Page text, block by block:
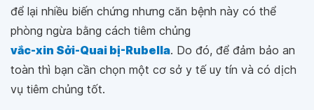
để lại nhiều biến chứng nhưng căn bệnh này có thể
phòng ngừa bằng cách tiêm chủng
vắc-xin Sởi-Quai bị-Rubella. Do đó, để đảm bảo an
toàn thì bạn cần chọn một cơ sở y tế uy tín và có dịch
vụ tiêm chủng tốt.